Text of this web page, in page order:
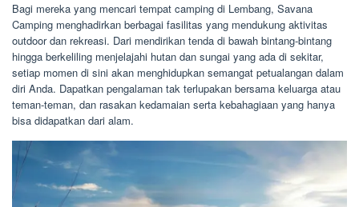
Bagi mereka yang mencari tempat camping di Lembang, Savana
Camping menghadirkan berbagai fasilitas yang mendukung aktivitas
outdoor dan rekreasi. Dari mendirikan tenda di bawah bintang-bintang
hingga berkeliling menjelajahi hutan dan sungai yang ada di sekitar,
setiap momen di sini akan menghidupkan semangat petualangan dalam
diri Anda. Dapatkan pengalaman tak terlupakan bersama keluarga atau
teman-teman, dan rasakan kedamaian serta kebahagiaan yang hanya
bisa didapatkan dari alam.